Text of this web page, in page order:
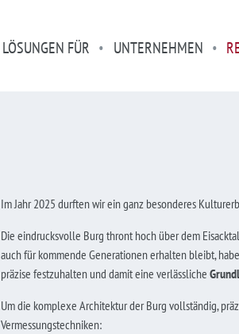
LÖSUNGEN FÜR UNTERNEHMEN
Im Jahr 2025 durften wir ein ganz besonderes
Die eindrucksvolle Burg thront hoch über dem
auch für kommende Generationen erhalten bleibt,
präzise festzuhalten und damit eine verlässliche
Um die komplexe Architektur der Burg vollständig,
Vermessungstechniken: